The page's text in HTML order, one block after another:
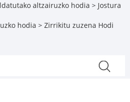
altzairuzko hodia > Jostura
hodia > Zirrikitu zuzena Hodi